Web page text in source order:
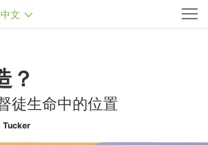
文
？
徒生命中的位置
Tucker